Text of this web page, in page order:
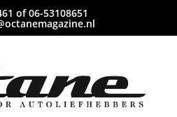
of 06-53108651